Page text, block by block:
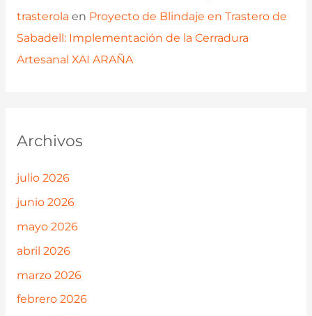
trasterola en Proyecto de Blindaje en Trastero de
Sabadell: Implementación de la Cerradura
Artesanal XAI ARAÑA
Archivos
julio 2026
junio 2026
mayo 2026
abril 2026
marzo 2026
febrero 2026